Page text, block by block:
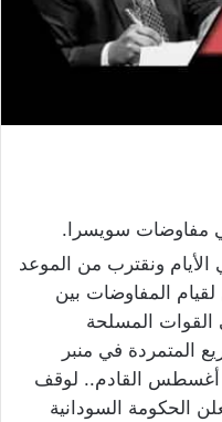
مفاوضات سويسرا.
ونقترب من الموعد
لقيام المفاوضات بين
القوات المسلحة
المتمردة في منبر
أغسطس القادم.. لوقف
الحكومة السودانية